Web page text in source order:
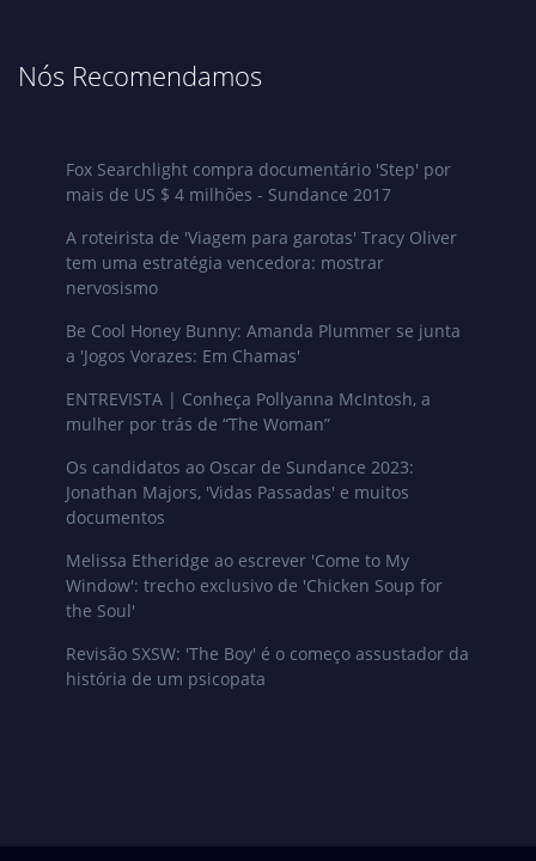
Nós Recomendamos
Fox Searchlight compra documentário 'Step' por
mais de US $ 4 milhões - Sundance 2017
A roteirista de 'Viagem para garotas' Tracy Oliver
tem uma estratégia vencedora: mostrar
nervosismo
Be Cool Honey Bunny: Amanda Plummer se junta
a 'Jogos Vorazes: Em Chamas'
ENTREVISTA | Conheça Pollyanna McIntosh, a
mulher por trás de “The Woman”
Os candidatos ao Oscar de Sundance 2023:
Jonathan Majors, 'Vidas Passadas' e muitos
documentos
Melissa Etheridge ao escrever 'Come to My
Window': trecho exclusivo de 'Chicken Soup for
the Soul'
Revisão SXSW: 'The Boy' é o começo assustador da
história de um psicopata